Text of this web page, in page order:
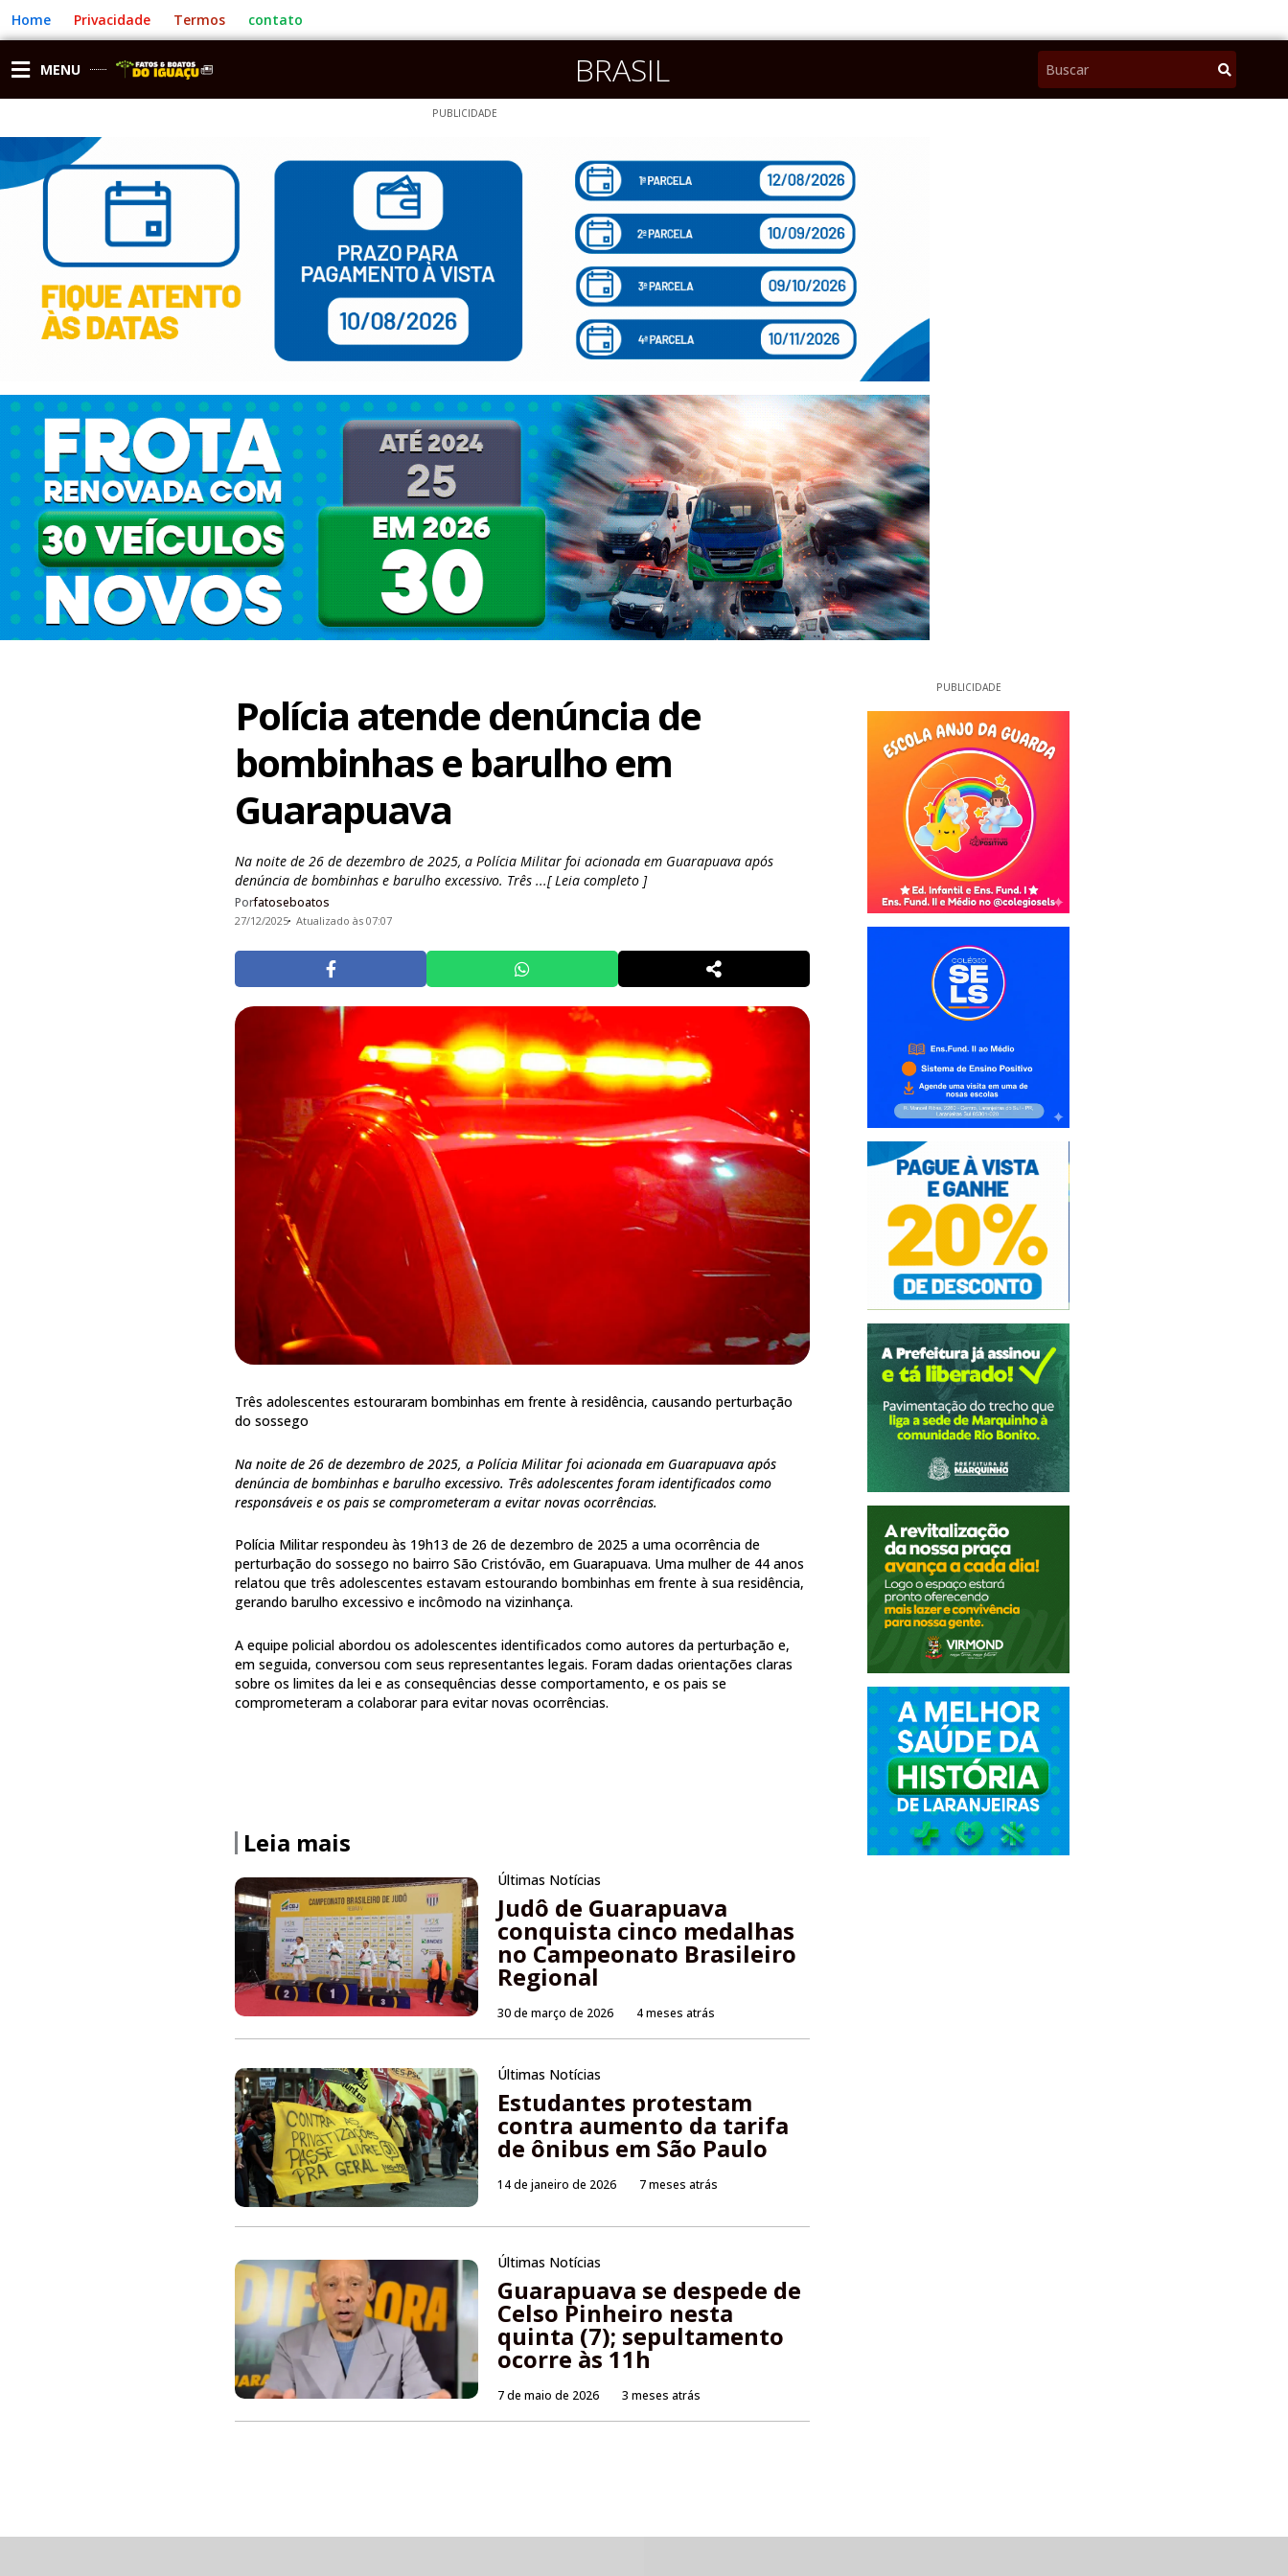
para
o
conteúdo
Home Privacidade Termos contato
MENU BRASIL Pesquisar
PUBLICIDADE
Polícia atende denúncia de
bombinhas e barulho em
Guarapuava
Na noite de 26 de dezembro de 2025, a Polícia Militar foi acionada em Guarapuava após
denúncia de bombinhas e barulho excessivo. Três ...[ Leia completo ]
Porfatoseboatos
27/12/2025 Atualizado às 07:07
Três adolescentes estouraram bombinhas em frente à residência, causando perturbação
do sossego
Na noite de 26 de dezembro de 2025, a Polícia Militar foi acionada em Guarapuava após
denúncia de bombinhas e barulho excessivo. Três adolescentes foram identificados como
responsáveis e os pais se comprometeram a evitar novas ocorrências.
Polícia Militar respondeu às 19h13 de 26 de dezembro de 2025 a uma ocorrência de
perturbação do sossego no bairro São Cristóvão, em Guarapuava. Uma mulher de 44 anos
relatou que três adolescentes estavam estourando bombinhas em frente à sua residência,
gerando barulho excessivo e incômodo na vizinhança.
A equipe policial abordou os adolescentes identificados como autores da perturbação e,
em seguida, conversou com seus representantes legais. Foram dadas orientações claras
sobre os limites da lei e as consequências desse comportamento, e os pais se
comprometeram a colaborar para evitar novas ocorrências.
Leia mais
Últimas Notícias
Judô de Guarapuava
conquista cinco medalhas
no Campeonato Brasileiro
Regional
30 de março de 2026 4 meses atrás
Últimas Notícias
Estudantes protestam
contra aumento da tarifa
de ônibus em São Paulo
14 de janeiro de 2026 7 meses atrás
Últimas Notícias
Guarapuava se despede de
Celso Pinheiro nesta
quinta (7); sepultamento
ocorre às 11h
7 de maio de 2026 3 meses atrás
PUBLICIDADE